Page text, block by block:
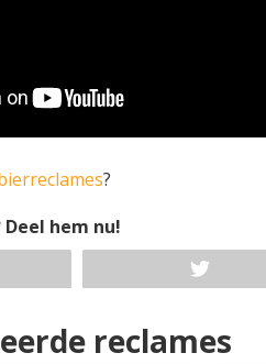
?
hem nu!
reclames